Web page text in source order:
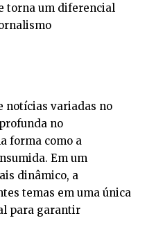
torna um diferencial
notícias variadas no
no
forma como a
Em um
dinâmico, a
temas em uma única
para garantir